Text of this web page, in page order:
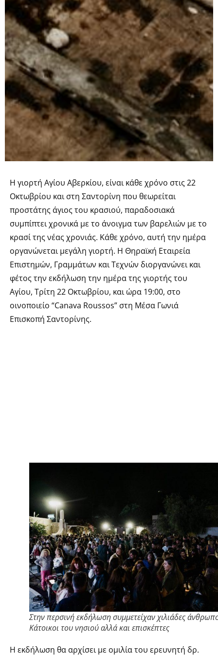
Η γιορτή Αγίου Αβερκίου, είναι κάθε χρόνο στις 22
Οκτωβρίου και στη Σαντορίνη που θεωρείται
προστάτης άγιος του κρασιού, παραδοσιακά
συμπίπτει χρονικά με το άνοιγμα των βαρελιών με το
κρασί της νέας χρονιάς. Κάθε χρόνο, αυτή την ημέρα
οργανώνεται μεγάλη γιορτή. Η Θηραϊκή Εταιρεία
Επιστημών, Γραμμάτων και Τεχνών διοργανώνει και
φέτος την εκδήλωση την ημέρα της γιορτής του
Αγίου, Τρίτη 22 Οκτωβρίου, και ώρα 19:00, στο
οινοποιείο “Canava Roussos” στη Μέσα Γωνιά
Επισκοπή Σαντορίνης.
Στην περσινή εκδήλωση συμμετείχαν χιλιάδες
Κάτοικοι του νησιού αλλά και επισκέπτες
Η εκδήλωση θα αρχίσει με ομιλία του ερευνητή δρ.